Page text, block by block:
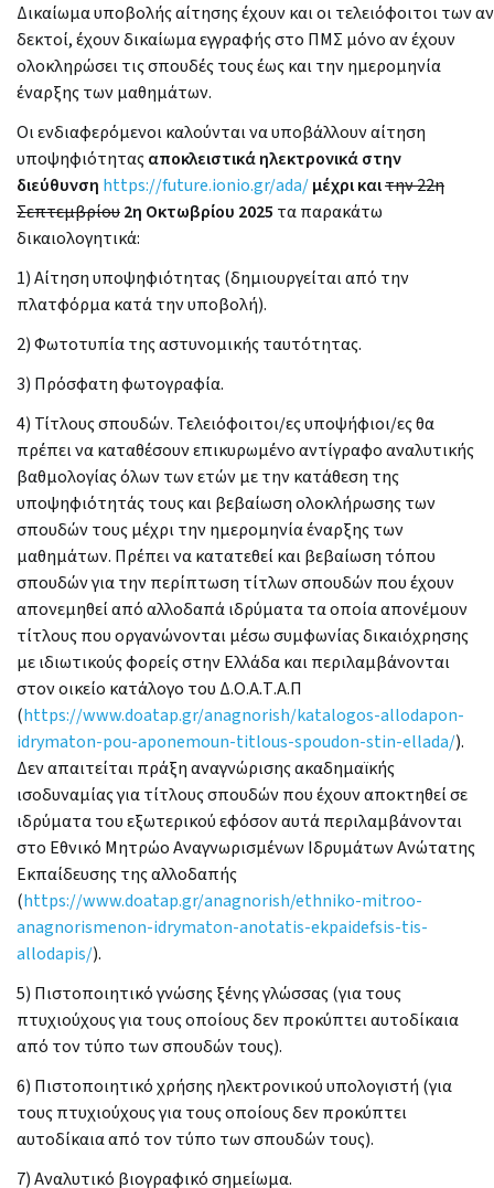
Δικαίωμα υποβολής αίτησης έχουν και οι τελειόφοιτοι των
δεκτοί, έχουν δικαίωμα εγγραφής στο ΠΜΣ μόνο αν έχουν
ολοκληρώσει τις σπουδές τους έως και την ημερομηνία
έναρξης των μαθημάτων.
Οι ενδιαφερόμενοι καλούνται να υποβάλλουν αίτηση
υποψηφιότηταςαποκλειστικάηλεκτρονικά στην
διεύθυνση https://future.ionio.gr/ada/μέχρικαιτην 22η
Σεπτεμβρίου2η Οκτωβρίου 2025 τα παρακάτω
δικαιολογητικά:
1) Αίτηση υποψηφιότητας (δημιουργείται από την
πλατφόρμα κατά την υποβολή).
2) Φωτοτυπία της αστυνομικής ταυτότητας.
3) Πρόσφατη φωτογραφία.
4) Τίτλους σπουδών. Τελειόφοιτοι/ες υποψήφιοι/ες θα
πρέπει να καταθέσουν επικυρωμένο αντίγραφο αναλυτικής
βαθμολογίας όλων των ετών με την κατάθεση της
υποψηφιότητάς τους και βεβαίωση ολοκλήρωσης των
σπουδών τους μέχρι την ημερομηνία έναρξης των
μαθημάτων. Πρέπει να κατατεθεί και βεβαίωση τόπου
σπουδών για την περίπτωση τίτλων σπουδών που έχουν
απονεμηθεί από αλλοδαπά ιδρύματα τα οποία απονέμουν
τίτλους που οργανώνονται μέσω συμφωνίας δικαιόχρησης
με ιδιωτικούς φορείς στην Ελλάδα και περιλαμβάνονται
στον οικείο κατάλογο του Δ.Ο.Α.Τ.Α.Π
(https://www.doatap.gr/anagnorish/katalogos-allodapon-
idrymaton-pou-aponemoun-titlous-spoudon-stin-ellada/).
Δεν απαιτείται πράξη αναγνώρισης ακαδημαϊκής
ισοδυναμίας για τίτλους σπουδών που έχουν αποκτηθεί σε
ιδρύματα του εξωτερικού εφόσον αυτά περιλαμβάνονται
στο Εθνικό Μητρώο Αναγνωρισμένων Ιδρυμάτων Ανώτατης
Εκπαίδευσης της αλλοδαπής
(https://www.doatap.gr/anagnorish/ethniko-mitroo-
anagnorismenon-idrymaton-anotatis-ekpaidefsis-tis-
allodapis/).
5) Πιστοποιητικό γνώσης ξένης γλώσσας (για τους
πτυχιούχους για τους οποίους δεν προκύπτει αυτοδίκαια
από τον τύπο των σπουδών τους).
6) Πιστοποιητικό χρήσης ηλεκτρονικού υπολογιστή (για
τους πτυχιούχους για τους οποίους δεν προκύπτει
αυτοδίκαια από τον τύπο των σπουδών τους).
7) Αναλυτικό βιογραφικό σημείωμα.